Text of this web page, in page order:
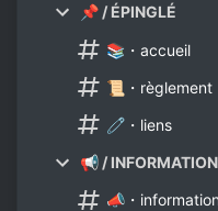
📌 / ÉPINGLÉ
📚・accueil
📜・règlement
🧷・liens
📢 /
📣・